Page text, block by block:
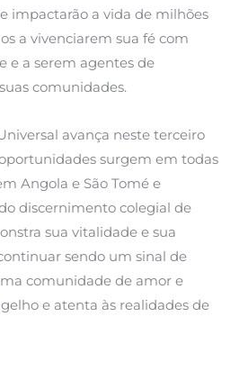
impactarão a vida de milhões
a vivenciarem sua fé com
e a serem agentes de
comunidades.
avança neste terceiro
surgem em todas
Angola e São Tomé e
discernimento colegial de
sua vitalidade e sua
sendo um sinal de
comunidade de amor e
e atenta às realidades de